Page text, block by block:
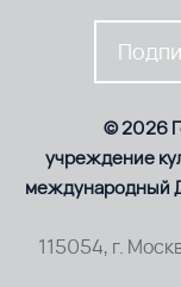
© 2026
учреждение
международный
115054, г.